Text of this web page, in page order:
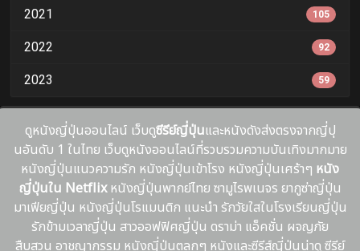
2021 105
2022 92
2023 59
ดูหนังญี่ปุ่นออนไลน์ เว็บดูซีรีย์ญี่ปุ่นและหนังดังส่งตรงจากญี่ปุ
นอันดับ 1 ในไทย เว็บดูหนังออนไลน์ที่รวบรวมความบันเทิงมากมาย
หนังญี่ปุ่นแนวความรัก หนังญี่ปุ่นเข้าโรง หนังญี่ปุ่นเศร้าๆ หนัง
ญี่ปุ่นใน Netflixหนังญี่ปุ่นพากย์ไทย ซามูไรพเนจร ยากูซ่าญี่ปุ่น
มาเฟียญี่ปุ่น หนังญี่ปุ่นโรแมนติก แนะนํา รักวัยใสในโรงเรียนญี่ปุ่น
รักข้ามเวลาญี่ปุ่น สาวออฟฟิศญี่ปุ่น ดราม่า แอ็คชั่น ผจญภัย
สืบสวน อาชญากรรม หนังญี่ปุ่นตลกๆ หนังและซีรีส์ญี่ปุ่นน่าดู ซีรีย์